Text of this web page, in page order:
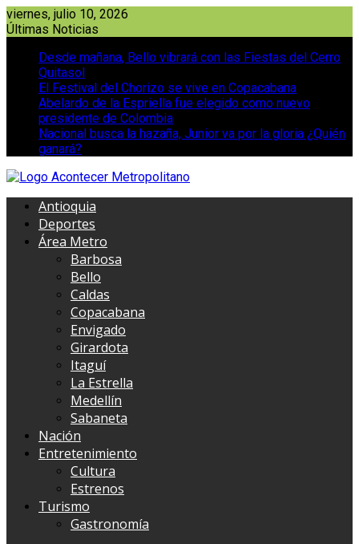
Saltar
al
viernes, julio 10, 2026
Últimas Noticias
Desde mañana, Bello vibrará con las Fiestas del Cerro
Quitasol
El Festival del Chorizo se vive en Copacabana
Abelardo de la Espriella fue elegido como nuevo
presidente de Colombia
Nacional busca la hazaña, Junior va por la gloria ¿Quién
ganará?
Antioquia
Deportes
Área Metro
Barbosa
Bello
Caldas
Copacabana
Envigado
Girardota
Itaguí
La Estrella
Medellín
Sabaneta
Nación
Entretenimiento
Cultura
Estrenos
Turismo
Gastronomía